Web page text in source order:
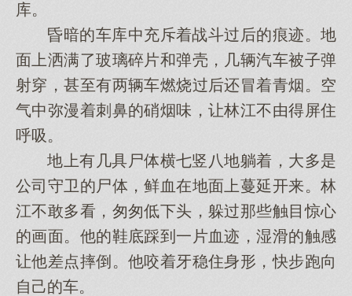
库。
昏暗的车库中充斥着战斗过后的痕迹。地
面上洒满了玻璃碎片和弹壳，几辆汽车被子弹
射穿，甚至有两辆车燃烧过后还冒着青烟。空
气中弥漫着刺鼻的硝烟味，让林江不由得屏住
呼吸。
地上有几具尸体横七竖八地躺着，大多是
公司守卫的尸体，鲜血在地面上蔓延开来。林
江不敢多看，匆匆低下头，躲过那些触目惊心
的画面。他的鞋底踩到一片血迹，湿滑的触感
让他差点摔倒。他咬着牙稳住身形，快步跑向
自己的车。